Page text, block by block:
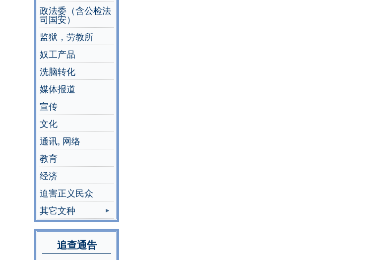
政法委（含公检法
司国安）
监狱，劳教所
奴工产品
洗脑转化
媒体报道
宣传
文化
通讯, 网络
教育
经济
迫害正义民众
其它文种
追查通告